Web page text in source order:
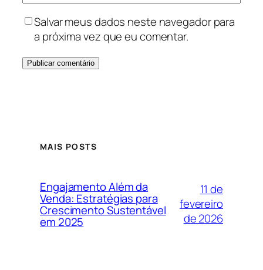
Salvar meus dados neste navegador para
a próxima vez que eu comentar.
MAIS POSTS
Engajamento Além da
Venda: Estratégias para
Crescimento Sustentável
em 2025
11 de
fevereiro
de 2026